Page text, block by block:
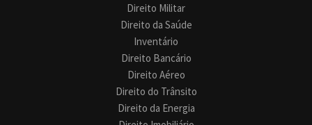
Direito Militar
Direito da Saúde
Inventário
Direito Bancário
Direito Aéreo
Direito do Trânsito
Direito da Energia